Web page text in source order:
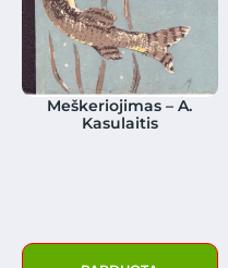
Meškeriojimas – A.
Kasulaitis